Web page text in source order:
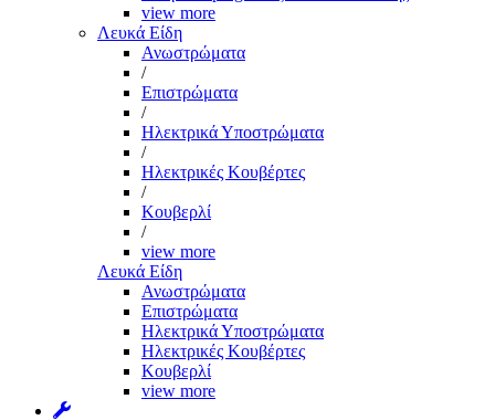
view more
Λευκά Είδη
Ανωστρώματα
/
Επιστρώματα
/
Ηλεκτρικά Υποστρώματα
/
Ηλεκτρικές Κουβέρτες
/
Κουβερλί
/
view more
Λευκά Είδη
Ανωστρώματα
Επιστρώματα
Ηλεκτρικά Υποστρώματα
Ηλεκτρικές Κουβέρτες
Κουβερλί
view more